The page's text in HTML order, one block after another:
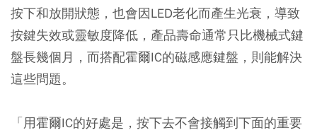
按下和放開狀態，也會因LED老化而產生光衰，導致
按鍵失效或靈敏度降低，產品壽命通常只比機械式鍵
盤長幾個月，而搭配霍爾IC的磁感應鍵盤，則能解決
這些問題。
「用霍爾IC的好處是，按下去不會接觸到下面的重要